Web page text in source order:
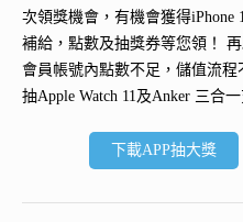
次領獎機會，有機會獲得iPhone
補給，點數及抽獎券等您領！ 再
會員帳號內點數不足，儲值流
抽Apple Watch 11及Anker 三合
下載APP抽大獎